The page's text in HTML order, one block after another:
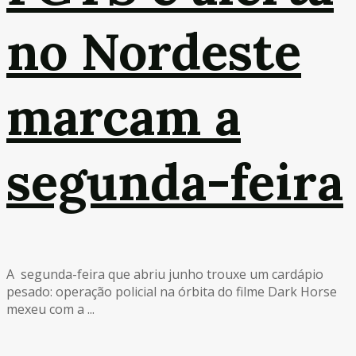
no Nordeste
marcam a
segunda-feira
A segunda-feira que abriu junho trouxe um cardápio
pesado: operação policial na órbita do filme Dark Horse
mexeu com a ...